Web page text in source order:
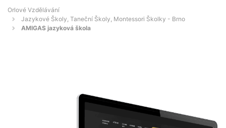
Orlové Vzdělávání
Jazykové Školy, Taneční Školy, Montessori Školky - Brno
AMIGAS jazyková škola